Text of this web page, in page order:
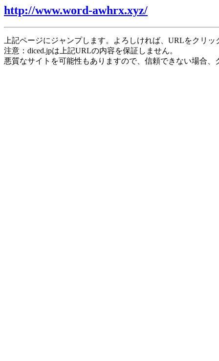
http://www.word-awhrx.xyz/
上記ページにジャンプします。よろしければ、URLをクリ
注意：diced.jpは上記URLの内容を保証しません。
悪質なサイトを可能性もありますので、信頼できない場合、